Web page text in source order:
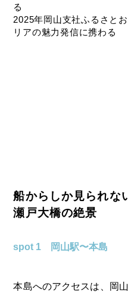
る
2025年岡山支社ふるさと
リアの魅力発信に携わる
船からしか見られな
瀬戸大橋の絶景
spot 1 岡山駅〜本島
本島へのアクセスは、岡